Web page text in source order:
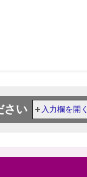
さい 入力欄を開く